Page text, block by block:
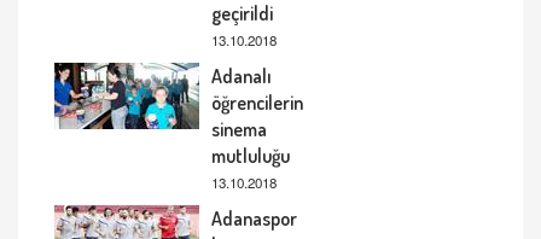
geçirildi
13.10.2018
Adanalı
öğrencilerin
sinema
mutluluğu
13.10.2018
Adanaspor